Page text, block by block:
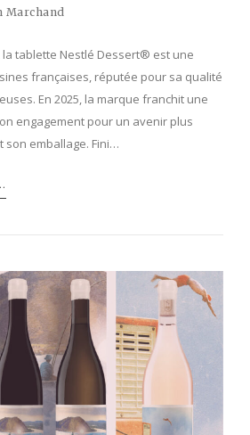
Marchand
la tablette Nestlé Dessert® est une
françaises, réputée pour sa qualité
En 2025, la marque franchit une
engagement pour un avenir plus
emballage. Fini…